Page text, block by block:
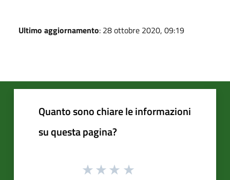
Ultimo aggiornamento: 28 ottobre 2020, 09:19
Quanto sono chiare le informazioni
su questa pagina?